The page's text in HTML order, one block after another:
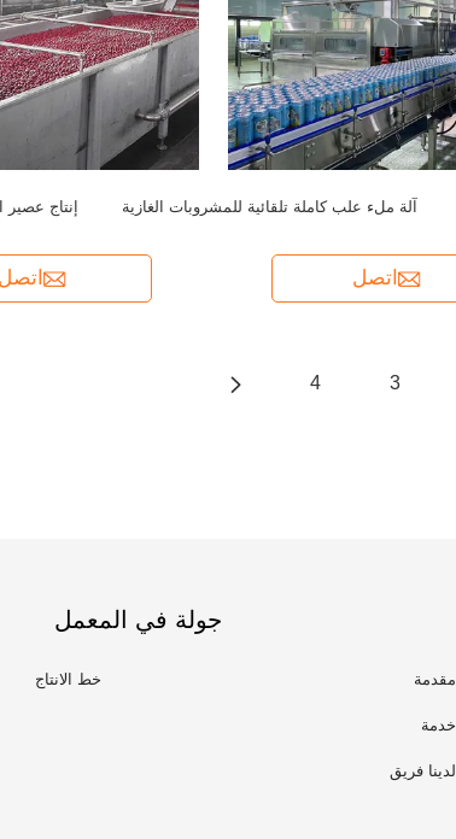
إنتاج
اتصل
آلة ملء علب كاملة تلقائية للمشروبات الغازية
اتصل
3
4
مقدمة
خدمة
لدينا فريق
جولة في المعمل
خط الانتاج